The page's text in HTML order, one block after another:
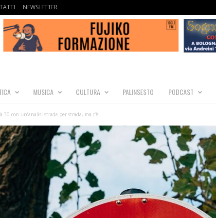
NEWSLETTER
MUSICA CULTURA PALINSESTO PODCAST
30 con un’analisi strada per strada, ma c’è...